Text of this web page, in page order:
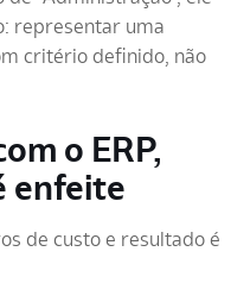
representar uma
critério definido, não
o ERP,
enfeite
de custo e resultado é